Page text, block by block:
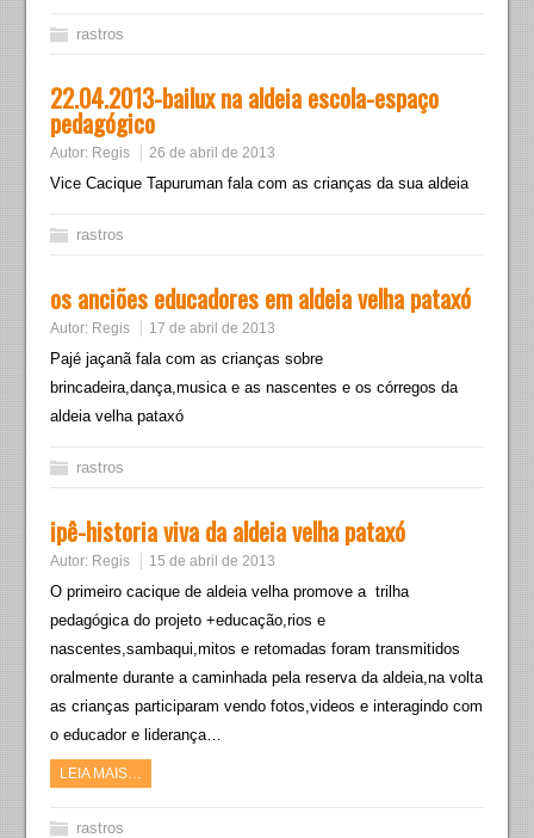
rastros
22.04.2013-bailux na aldeia escola-espaço
pedagógico
Autor: Regis 26 de abril de 2013
Vice Cacique Tapuruman fala com as crianças da sua aldeia
rastros
os anciões educadores em aldeia velha pataxó
Autor: Regis 17 de abril de 2013
Pajé jaçanã fala com as crianças sobre
brincadeira,dança,musica e as nascentes e os córregos da
aldeia velha pataxó
rastros
ipê-historia viva da aldeia velha pataxó
Autor: Regis 15 de abril de 2013
O primeiro cacique de aldeia velha promove a trilha
pedagógica do projeto +educação,rios e
nascentes,sambaqui,mitos e retomadas foram transmitidos
oralmente durante a caminhada pela reserva da aldeia,na volta
as crianças participaram vendo fotos,videos e interagindo com
o educador e liderança…
LEIA MAIS…
rastros